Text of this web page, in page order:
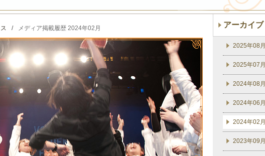
/ メディア掲載履歴 2024年02月 アーカイブ
2025年08月
2025年07月
2024年08月
2024年06月
2024年02月
2023年09月